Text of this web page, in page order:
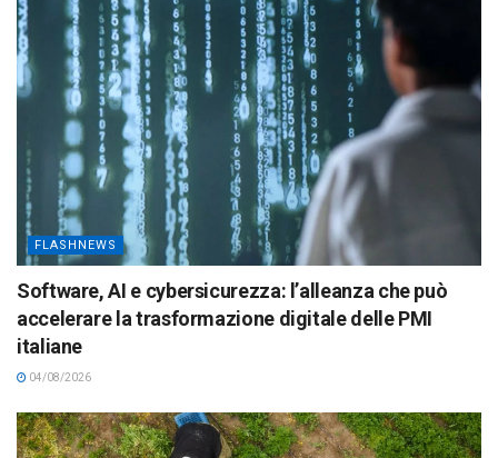
FLASHNEWS
Software, AI e cybersicurezza: l’alleanza che può
accelerare la trasformazione digitale delle PMI
italiane
04/08/2026